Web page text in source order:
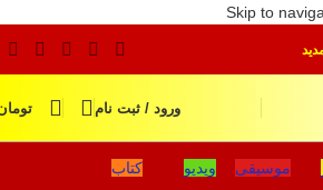
Skip to
ورود / ثبت نام
موسیقی ویدیو کتاب